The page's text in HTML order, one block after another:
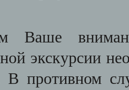
Ваше
экскурсии
В противном